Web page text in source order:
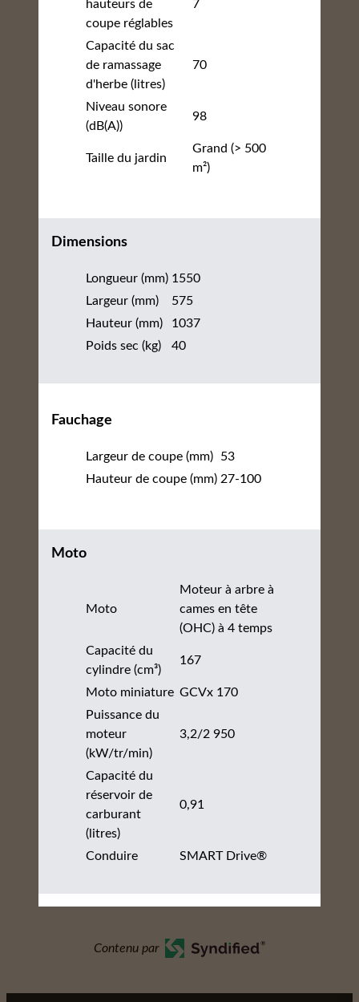
hauteurs de
coupe réglables
7
Capacité du sac
de ramassage
d'herbe (litres)
70
Niveau sonore
(dB(A))
98
Taille du jardin
Grand (> 500
m²)
Dimensions
Longueur (mm) 1550
Largeur (mm)
575
Hauteur (mm)
1037
Poids sec (kg)
40
Fauchage
Largeur de coupe (mm)
53
Hauteur de coupe (mm) 27-100
Moto
Moto
Moteur à arbre à
cames en tête
(OHC) à 4 temps
Capacité du
cylindre (cm³)
167
Moto miniature GCVx 170
Puissance du
moteur
(kW/tr/min)
3,2/2 950
Capacité du
réservoir de
carburant
(litres)
0,91
Conduire SMART Drive®
Contenu par